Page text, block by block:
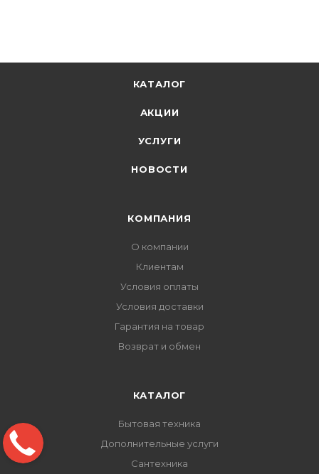
КАТАЛОГ
АКЦИИ
УСЛУГИ
НОВОСТИ
КОМПАНИЯ
О компании
Клиентам
Условия оплаты
Условия доставки
Гарантия на товар
Возврат и обмен
КАТАЛОГ
Бытовая техника
Дополнительные услуги
Сантехника